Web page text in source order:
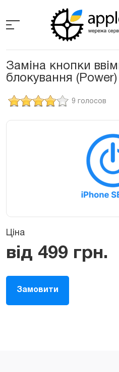
the
Заміна кнопки
блокування
9 голосов
Ціна
від 499 грн.
Замовити